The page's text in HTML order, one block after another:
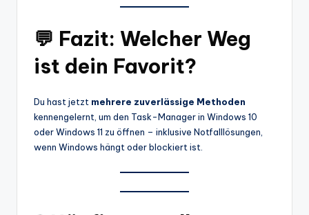
💬 Fazit: Welcher Weg
ist dein Favorit?
Du hast jetzt mehrere zuverlässige Methoden
kennengelernt, um den Task-Manager in Windows 10
oder Windows 11 zu öffnen – inklusive Notfalllösungen,
wenn Windows hängt oder blockiert ist.